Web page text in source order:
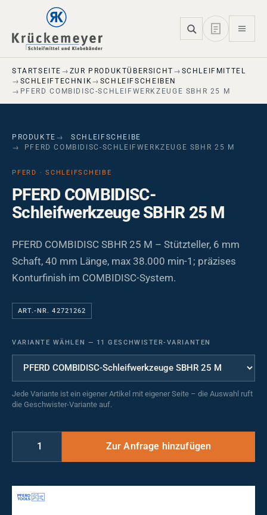
Skip to main navigation
Skip to main content
Skip to page footer
STARTSEITE ZUR PRODUKTÜBERSICHT
SCHLEIFMITTEL
SCHLEIFTECHNIK
SCHLEIFSCHEIBEN
PFERD COMBIDISC-SCHLEIFWERKZEUGE SBHR 25 M
PRODUKTE
SCHLEIFSCHEIBE
PFERD COMBIDISC-SCHLEIFWERKZEUGE SBHR 25 M
PFERD · SCHLEIFSCHEIBE
PFERD COMBIDISC-
Schleifwerkzeuge SBHR 25 M
PFERD COMBIDISC SBHR 25 M – Stützteller, 6 mm
Schaft, 40 mm Länge, max 38.000 min-1; präzises
Konturfinish im COMBIDISC-System.
ART.-NR. 42721262
VARIANTE WÄHLEN — 11 GESCHWISTER-VARIANTEN
Jede Variante ist ein eigener Artikel mit eigener Seite – die Auswahl ruft
die Geschwister-Variante auf.